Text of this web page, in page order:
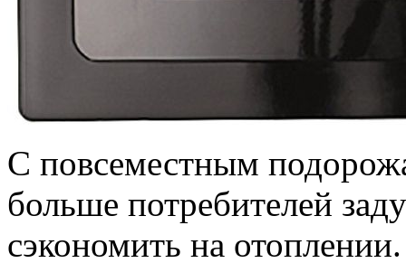
С повсеместным
больше потребителей
сэкономить на